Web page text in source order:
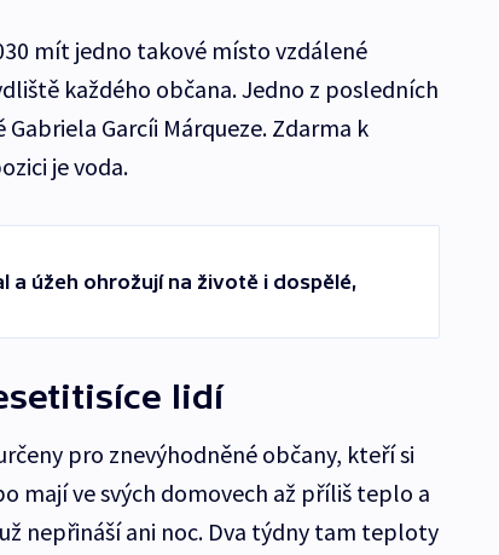
mít jedno takové místo vzdálené
každého občana. Jedno z posledních
Garcíi Márqueze. Zdarma k
je voda.
a úžeh ohrožují na životě i dospělé,
lidí
pro znevýhodněné občany, kteří si
mají ve svých domovech až příliš teplo a
nepřináší ani noc. Dva týdny tam teploty